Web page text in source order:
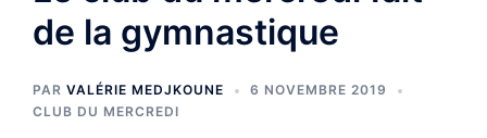
de la gymnastique
PAR VALÉRIE MEDJKOUNE
6 NOVEMBRE 2019
CLUB DU MERCREDI